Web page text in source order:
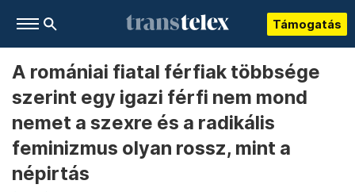
Támogatás
A romániai fiatal férfiak többsége
szerint egy igazi férfi nem mond
nemet a szexre és a radikális
feminizmus olyan rossz, mint a
népirtás